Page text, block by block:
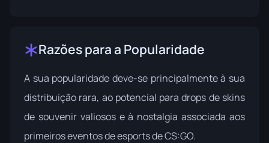
Razões para a Popularidade
A sua popularidade deve-se principalmente à sua
distribuição rara, ao potencial para drops de skins
de souvenir valiosos e à nostalgia associada aos
primeiros eventos de esports de CS:GO.